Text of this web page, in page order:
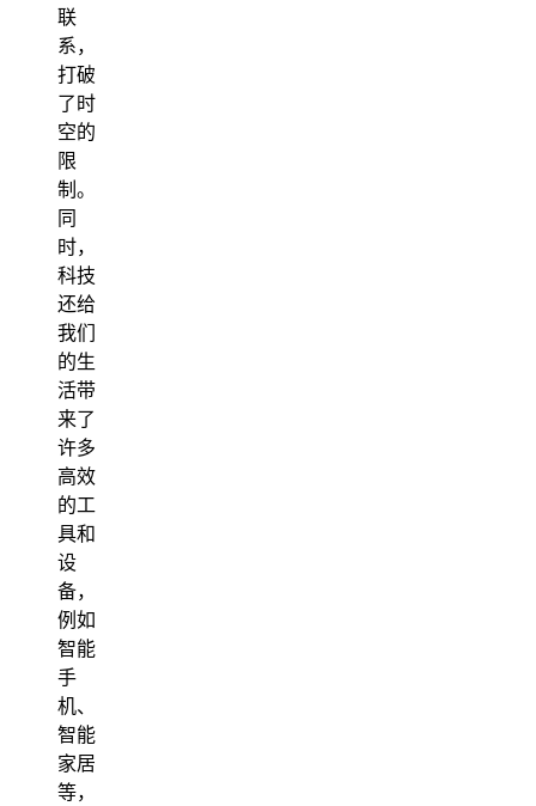
联
系，
打破
了时
空的
限
制。
同
时，
科技
还给
我们
的生
活带
来了
许多
高效
的工
具和
设
备，
例如
智能
手
机、
智能
家居
等，